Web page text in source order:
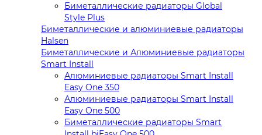
Биметаллические радиаторы Global
Style Plus
Биметаллические и алюминиевые радиаторы
Halsen
Биметаллические и Алюминиевые радиаторы
Smart Install
Алюминиевые радиаторы Smart Install
Easy One 350
Алюминиевые радиаторы Smart Install
Easy One 500
Биметаллические радиаторы Smart